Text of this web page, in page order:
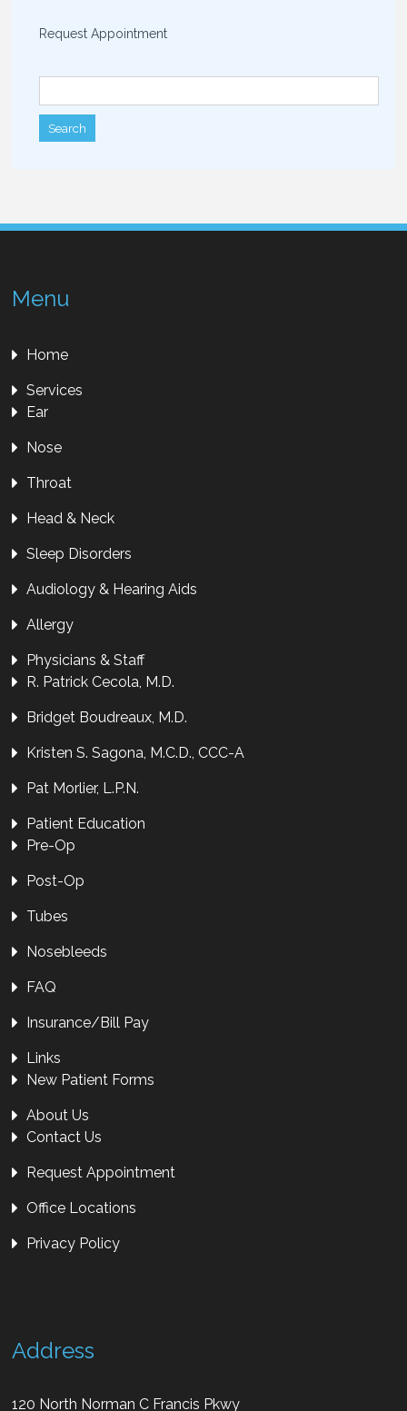
Request Appointment
Menu
Home
Services
Ear
Nose
Throat
Head & Neck
Sleep Disorders
Audiology & Hearing Aids
Allergy
Physicians & Staff
R. Patrick Cecola, M.D.
Bridget Boudreaux, M.D.
Kristen S. Sagona, M.C.D., CCC-A
Pat Morlier, L.P.N.
Patient Education
Pre-Op
Post-Op
Tubes
Nosebleeds
FAQ
Insurance/Bill Pay
Links
New Patient Forms
About Us
Contact Us
Request Appointment
Office Locations
Privacy Policy
Address
120 North Norman C Francis Pkwy